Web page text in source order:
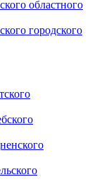
областного
городского